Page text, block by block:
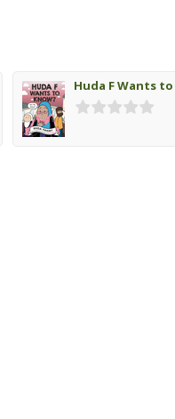
Huda F Wants